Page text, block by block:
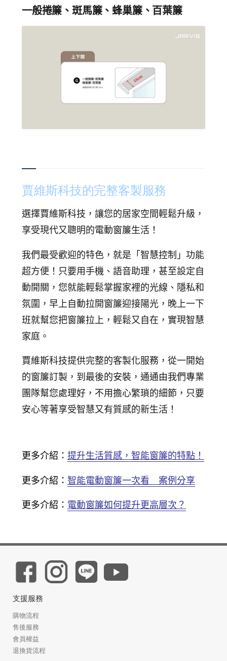
一般捲簾、斑馬簾、蜂巢簾、百葉簾
賈維斯科技的完整客製服務
選擇賈維斯科技，讓您的居家空間輕鬆升級，
享受現代又聰明的電動窗簾生活！
我們最受歡迎的特色，就是「智慧控制」功能
超方便！只要用手機、語音助理，甚至設定自
動開關，您就能輕鬆掌握家裡的光線、隱私和
氛圍，早上自動拉開窗簾迎接陽光，晚上一下
班就幫您把窗簾拉上，輕鬆又自在，實現智慧
家庭。
賈維斯科技提供完整的客製化服務，從一開始
的窗簾訂製，到最後的安裝，通通由我們專業
團隊幫您處理好，不用擔心繁瑣的細節，只要
安心等著享受智慧又有質感的新生活！
更多介紹： 提升生活質感，智能窗簾的特點！
更多介紹： 智能電動窗簾一次看＿案例分享
更多介紹： 電動窗簾如何提升更高層次？
支援服務
購物流程
售後服務
會員權益
退換貨流程